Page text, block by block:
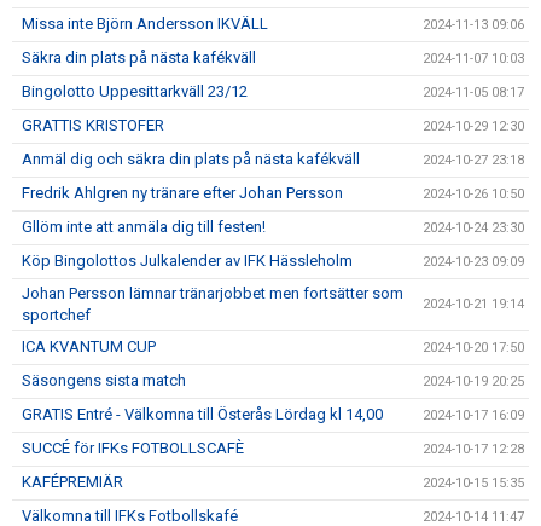
Missa inte Björn Andersson IKVÄLL 2024-11-13 09:06
Säkra din plats på nästa kafékväll 2024-11-07 10:03
Bingolotto Uppesittarkväll 23/12 2024-11-05 08:17
GRATTIS KRISTOFER 2024-10-29 12:30
Anmäl dig och säkra din plats på nästa kafékväll 2024-10-27 23:18
Fredrik Ahlgren ny tränare efter Johan Persson 2024-10-26 10:50
Gllöm inte att anmäla dig till festen! 2024-10-24 23:30
Köp Bingolottos Julkalender av IFK Hässleholm 2024-10-23 09:09
Johan Persson lämnar tränarjobbet men fortsätter som
sportchef
2024-10-21 19:14
ICA KVANTUM CUP 2024-10-20 17:50
Säsongens sista match 2024-10-19 20:25
GRATIS Entré - Välkomna till Österås Lördag kl 14,00 2024-10-17 16:09
SUCCÉ för IFKs FOTBOLLSCAFÈ 2024-10-17 12:28
KAFÉPREMIÄR 2024-10-15 15:35
Välkomna till IFKs Fotbollskafé 2024-10-14 11:47